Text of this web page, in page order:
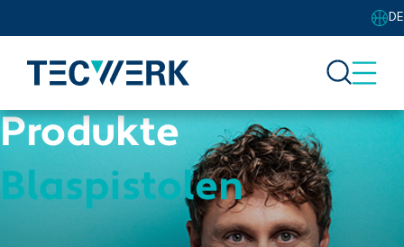
DE
Produkte
Blaspistolen